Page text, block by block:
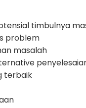
timbulnya
problem
masalah
terbaik